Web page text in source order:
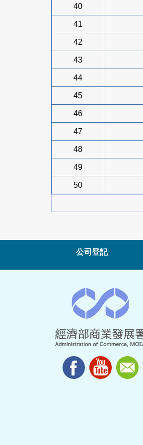
40
41
42
43
44
45
46
47
48
49
50
公司登記